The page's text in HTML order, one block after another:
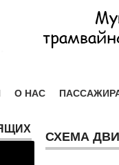
О НАС
СХЕМА